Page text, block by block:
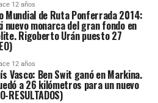
12 años
Mundial de Ruta Ponferrada 2014:
nuevo monarca del gran fondo en
Rigoberto Urán puesto 27
12 años
Vasco: Ben Swit ganó en Markina.
a 26 kilómetros para un nuevo
RESULTADOS)